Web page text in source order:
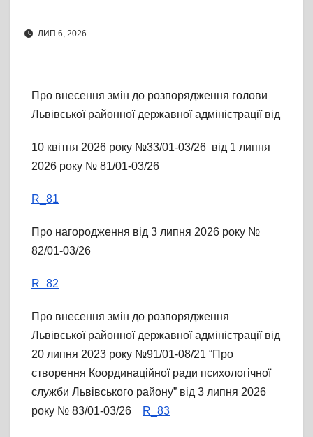
ЛИП 6, 2026
Про внесення змін до розпорядження голови
Львівської районної державної адміністрації від
10 квітня 2026 року №33/01-03/26 від 1 липня
2026 року № 81/01-03/26
R_81
Про нагородження від 3 липня 2026 року №
82/01-03/26
R_82
Про внесення змін до розпорядження
Львівської районної державної адміністрації від
20 липня 2023 року №91/01-08/21 “Про
створення Координаційної ради психологічної
служби Львівського району” від 3 липня 2026
року № 83/01-03/26
R_83